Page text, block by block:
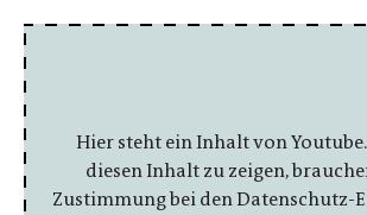
Hier steht ein Inhalt von
diesen Inhalt zu zeigen,
Zustimmung bei den Datenschutz-